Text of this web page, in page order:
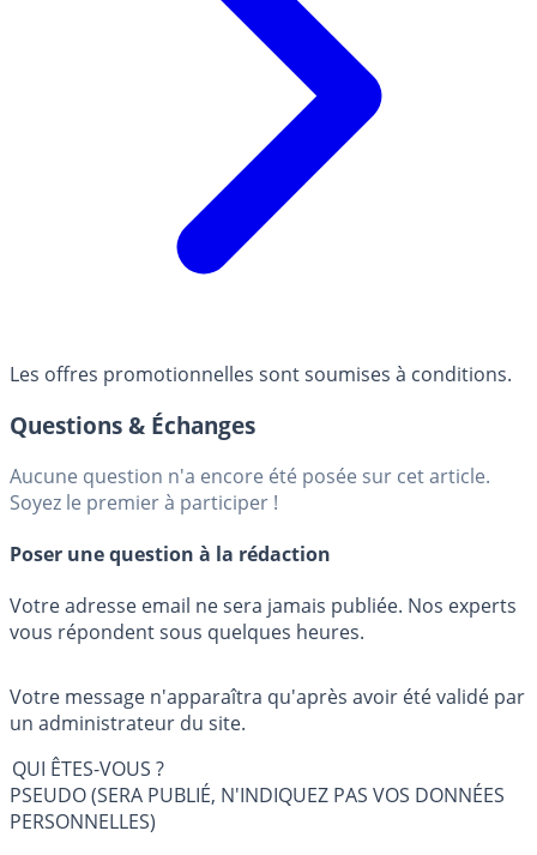
Les offres promotionnelles sont soumises à conditions.
Questions & Échanges
Aucune question n'a encore été posée sur cet article.
Soyez le premier à participer !
Poser une question à la rédaction
Votre adresse email ne sera jamais publiée. Nos experts
vous répondent sous quelques heures.
Votre message n'apparaîtra qu'après avoir été validé par
un administrateur du site.
QUI ÊTES-VOUS ?
PSEUDO (SERA PUBLIÉ, N'INDIQUEZ PAS VOS DONNÉES
PERSONNELLES)